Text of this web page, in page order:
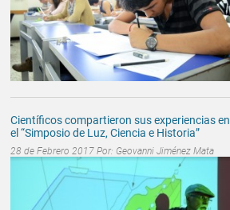
Científicos compartieron sus experiencias en
el “Simposio de Luz, Ciencia e Historia”
28 de Febrero 2017 Por: Geovanni Jiménez Mata